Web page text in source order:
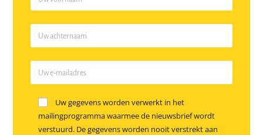
Uw gegevens worden verwerkt in het
mailingprogramma waarmee de nieuwsbrief wordt
verstuurd. De gegevens worden nooit verstrekt aan